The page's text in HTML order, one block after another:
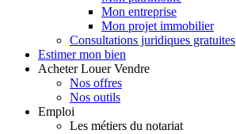
Mon entreprise
Mon projet immobilier
Consultations juridiques gratuites
Estimer mon bien
Acheter Louer Vendre
Nos offres
Nos outils
Emploi
Les métiers du notariat